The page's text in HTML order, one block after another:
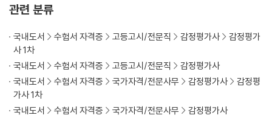
관련 분류
국내도서 수험서 자격증 고등고시/전문직 감정평가사
감정평가
사 1차
국내도서
수험서 자격증 고등고시/전문직
감정평가사
국내도서
수험서 자격증 국가자격/전문사무 감정평가사
감정평
가사 1차
국내도서
수험서 자격증 국가자격/전문사무 감정평가사